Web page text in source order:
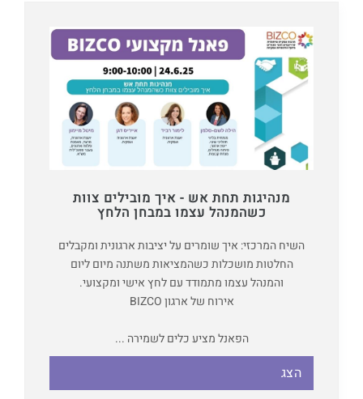
מנהיגות תחת אש - איך מובילים צוות
כשהמנהל עצמו במבחן הלחץ
השיח המרכזי: איך שומרים על יציבות ארגונית ומקבלים
החלטות מושכלות כשהמציאות משתנה מיום ליום
והמנהל עצמו מתמודד עם לחץ אישי ומקצועי.
אירוח של ארגון BIZCO
הפאנל מציע כלים לשמירה ...
הצג